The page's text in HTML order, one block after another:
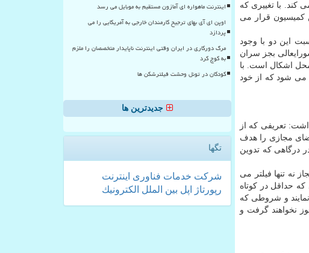
با تغییری که
کمیسیون قرار می
این دو با وجود
بجز سران
اشکال است. با
می شود که از خود
تعریفی که از
مجازی را هدف
درگاهی که تدوین
نه تنها فیلتر می
حداقل در کوتاه
و شروطی که
نخواهند گرفت و
اینترنت ماهواره ای آمازون مستقیم به موبایل می رسد
اوپن ای آی بهای ترجیح کارمندان خارجی به آمریکایی را می
پردازد
مرگ دورکاری در ایران وقتی اینترنت ناپایدار متخصصان را ملزم
به کوچ کرد
کودکان در تونل وحشت فیلترشکن ها
جدیدترین ها
تگها
شركت خدمات فناوری اینترنت
رپورتاژ
اپل بین الملل الكترونیك